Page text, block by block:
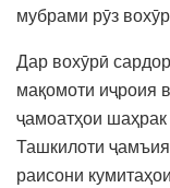
мубрами рӯз
Дар вохӯрӣ
мақомоти иҷроия
ҷамоатҳои
Ташкилоти
раисони